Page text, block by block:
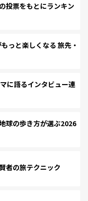
投票をもとにランキン
っと楽しくなる 旅先・
に語るインタビュー連
球の歩き方が選ぶ2026
者の旅テクニック